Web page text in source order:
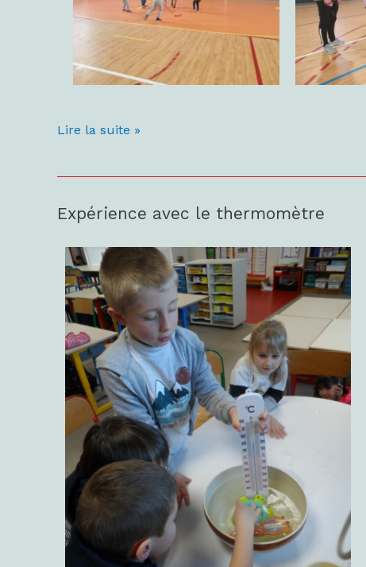
Lire la suite »
Expérience avec le thermomètre
Expérience
thermomètre